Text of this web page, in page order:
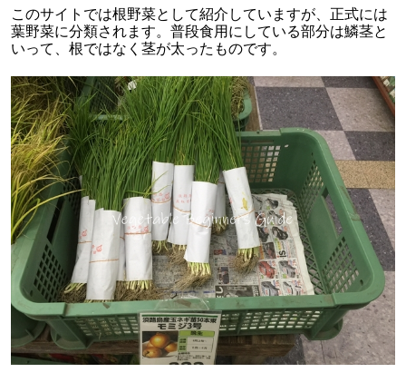
このサイトでは根野菜として紹介していますが、正式には
葉野菜に分類されます。普段食用にしている部分は鱗茎と
いって、根ではなく茎が太ったものです。